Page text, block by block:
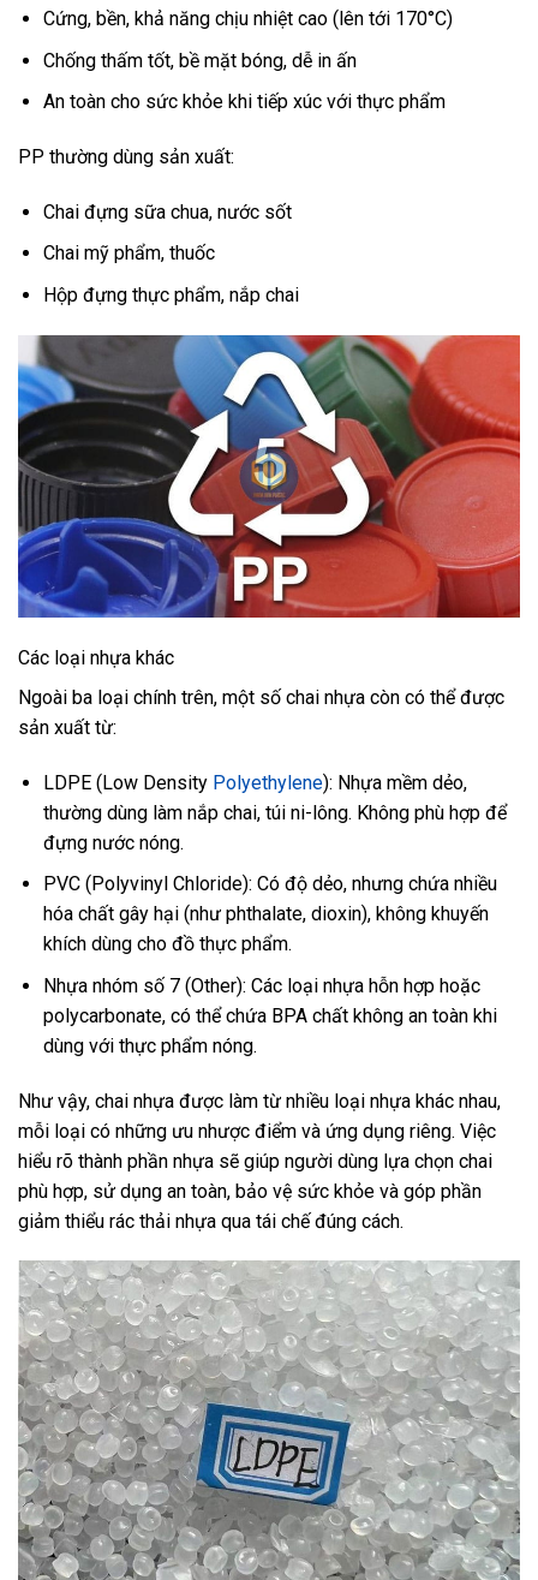
Cứng, bền, khả năng chịu nhiệt cao (lên tới 170°C)
Chống thấm tốt, bề mặt bóng, dễ in ấn
An toàn cho sức khỏe khi tiếp xúc với thực phẩm
PP thường dùng sản xuất:
Chai đựng sữa chua, nước sốt
Chai mỹ phẩm, thuốc
Hộp đựng thực phẩm, nắp chai
Các loại nhựa khác
Ngoài ba loại chính trên, một số chai nhựa còn có thể được
sản xuất từ:
LDPE (Low Density Polyethylene): Nhựa mềm dẻo,
thường dùng làm nắp chai, túi ni-lông. Không phù hợp để
đựng nước nóng.
PVC (Polyvinyl Chloride): Có độ dẻo, nhưng chứa nhiều
hóa chất gây hại (như phthalate, dioxin), không khuyến
khích dùng cho đồ thực phẩm.
Nhựa nhóm số 7 (Other): Các loại nhựa hỗn hợp hoặc
polycarbonate, có thể chứa BPA chất không an toàn khi
dùng với thực phẩm nóng.
Như vậy, chai nhựa được làm từ nhiều loại nhựa khác nhau,
mỗi loại có những ưu nhược điểm và ứng dụng riêng. Việc
hiểu rõ thành phần nhựa sẽ giúp người dùng lựa chọn chai
phù hợp, sử dụng an toàn, bảo vệ sức khỏe và góp phần
giảm thiểu rác thải nhựa qua tái chế đúng cách.